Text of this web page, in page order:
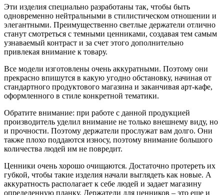
Эти изделия специально разработаны так, чтобы быть
одновременно нейтральными в стилистическом отношении и
элегантными. Преимущественно светлые держатели отлично
станут смотреться с темными ценниками, создавая тем самым
узнаваемый контраст и за счет этого дополнительно
привлекая внимание к товару.
Все модели изготовлены очень аккуратными. Поэтому они
прекрасно впишутся в какую угодно обстановку, начиная от
стандартного продуктового магазина и заканчивая арт-кафе,
оформленного в стиле конкретной тематики.
Обратите внимание: при работе с данной продукцией
производитель уделил внимание не только внешнему виду, но
и прочности. Поэтому держатели прослужат вам долго. Они
также плохо поддаются износу, поэтому внимание большого
количества людей им не повредит.
Ценники очень хорошо очищаются. Достаточно протереть их
губкой, чтобы такие изделия начали выглядеть как новые. А
аккуратность располагает к себе людей и задает магазину
определенную планку. Держатели для ценников – это еще и